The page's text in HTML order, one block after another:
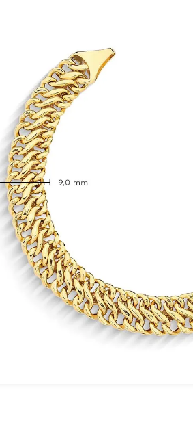
PULSEIRA LACRAIA DE 7.1MM EM
OURO 18K COM FECHO MOLA
R$ 7.250,00